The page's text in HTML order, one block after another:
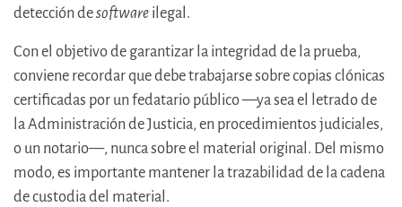
detección desoftware ilegal.
Con el objetivo de garantizar la integridad de la prueba,
conviene recordar que debe trabajarse sobre copias clónicas
certificadas por un fedatario público —ya sea el letrado de
la Administración de Justicia, en procedimientos judiciales,
o un notario—, nunca sobre el material original. Del mismo
modo, es importante mantener la trazabilidad de la cadena
de custodia del material.